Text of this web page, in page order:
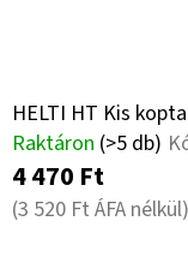
HELTI HT Kis
Raktáron (>5 db)
4 470 Ft
(3 520 Ft ÁFA nélkül)